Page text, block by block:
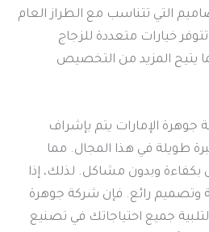
التي تتناسب مع الطراز العام
خيارات متعددة للزجاج
يتيح المزيد من التخصيص
جوهرة الإمارات يتم بإشراف
طويلة في هذا المجال. مما
وبدون مشاكل. لذلك، إذا
وتصميم رائع. فإن شركة جوهرة
لتلبية جميع احتياجاتك في تصنيع